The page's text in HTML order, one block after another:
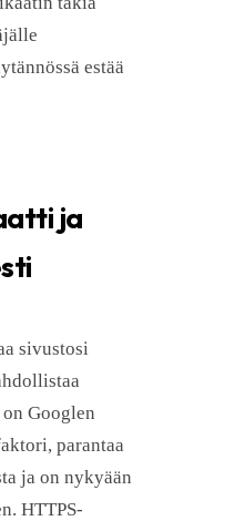
estää
ja
sivustosi
Googlen
parantaa
ja on nykyään
HTTPS-